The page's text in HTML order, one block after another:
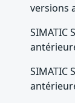
versions
SIMATIC
SIMATIC